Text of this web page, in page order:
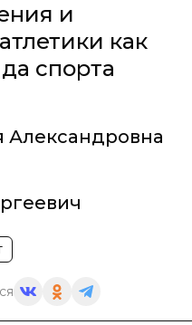
и
как
спорта